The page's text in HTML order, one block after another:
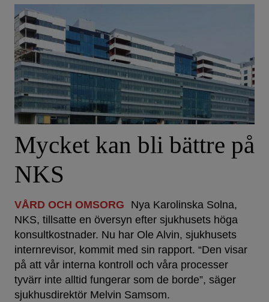
Mycket kan bli bättre på
NKS
VÅRD OCH OMSORG
Nya Karolinska Solna,
NKS, tillsatte en översyn efter sjukhusets höga
konsultkostnader. Nu har Ole Alvin, sjukhusets
internrevisor, kommit med sin rapport. “Den visar
på att vår interna kontroll och våra processer
tyvärr inte alltid fungerar som de borde”, säger
sjukhusdirektör Melvin Samsom.